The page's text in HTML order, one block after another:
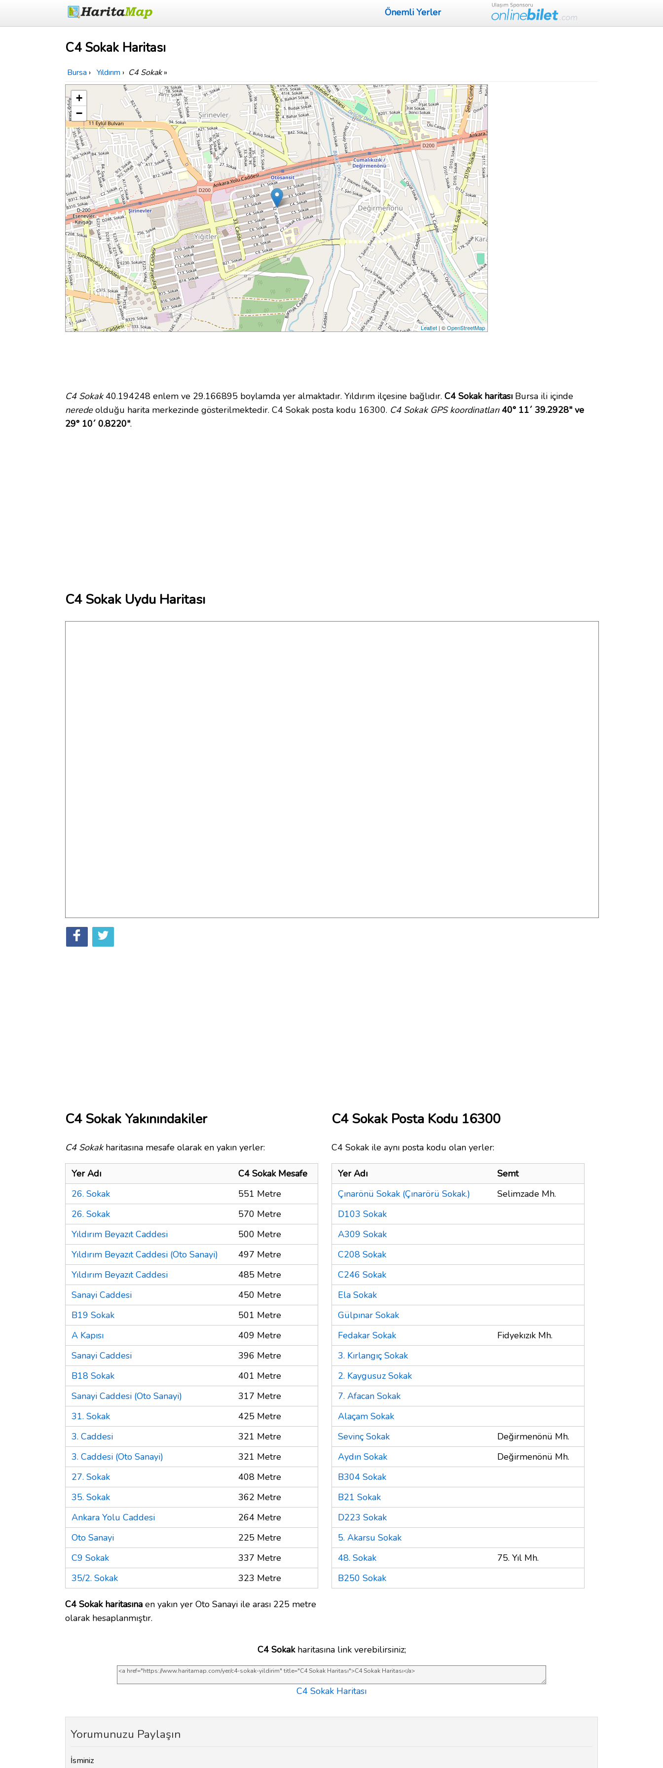
Önemli Yerler
C4 Sokak Haritası
Bursa › Yıldırım › C4 Sokak»
+
−
Leaflet | ©OpenStreetMap
C4 Sokak40.194248 enlem ve 29.166895 boylamda yer almaktadır. Yıldırım ilçesine bağlıdır. C4 Sokak haritası Bursa ili içinde
neredeolduğu harita merkezinde gösterilmektedir. C4 Sokak posta kodu 16300. C4 Sokak GPS koordinatları 40° 11´ 39.2928" ve
29° 10´ 0.8220".
C4 Sokak Uydu Haritası
C4 Sokak Yakınındakiler
C4 Sokakharitasına mesafe olarak en yakın yerler:
Yer Adı
C4 Sokak Mesafe
26. Sokak
551 Metre
26. Sokak
570 Metre
Yıldırım Beyazıt Caddesi
500 Metre
Yıldırım Beyazıt Caddesi (Oto Sanayi)
497 Metre
Yıldırım Beyazıt Caddesi
485 Metre
Sanayi Caddesi
450 Metre
B19 Sokak
501 Metre
A Kapısı
409 Metre
Sanayi Caddesi
396 Metre
B18 Sokak
401 Metre
Sanayi Caddesi (Oto Sanayi)
317 Metre
31. Sokak
425 Metre
3. Caddesi
321 Metre
3. Caddesi (Oto Sanayi)
321 Metre
27. Sokak
408 Metre
35. Sokak
362 Metre
Ankara Yolu Caddesi
264 Metre
Oto Sanayi
225 Metre
C9 Sokak
337 Metre
35/2. Sokak
323 Metre
C4 Sokak haritasına en yakın yer Oto Sanayi ile arası 225 metre
olarak hesaplanmıştır.
C4 Sokak Posta Kodu 16300
C4 Sokak ile aynı posta kodu olan yerler:
Yer Adı
Semt
Çınarönü Sokak (Çınarörü Sokak.)
Selimzade Mh.
D103 Sokak
A309 Sokak
C208 Sokak
C246 Sokak
Ela Sokak
Gülpınar Sokak
Fedakar Sokak
Fidyekızık Mh.
3. Kırlangıç Sokak
2. Kaygusuz Sokak
7. Afacan Sokak
Alaçam Sokak
Sevinç Sokak
Değirmenönü Mh.
Aydın Sokak
Değirmenönü Mh.
B304 Sokak
B21 Sokak
D223 Sokak
5. Akarsu Sokak
48. Sokak
75. Yıl Mh.
B250 Sokak
C4 Sokakharitasına link verebilirsiniz;
C4 Sokak Haritası
Yorumunuzu Paylaşın
İsminiz